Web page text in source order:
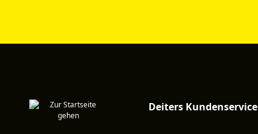
Deiters Kundenservice